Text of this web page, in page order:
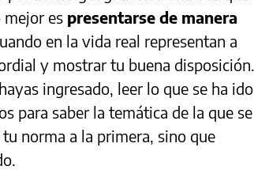
mejor es presentarse de manera
en la vida real representan a
y mostrar tu buena disposición.
ingresado, leer lo que se ha ido
para saber la temática de la que se
norma a la primera, sino que